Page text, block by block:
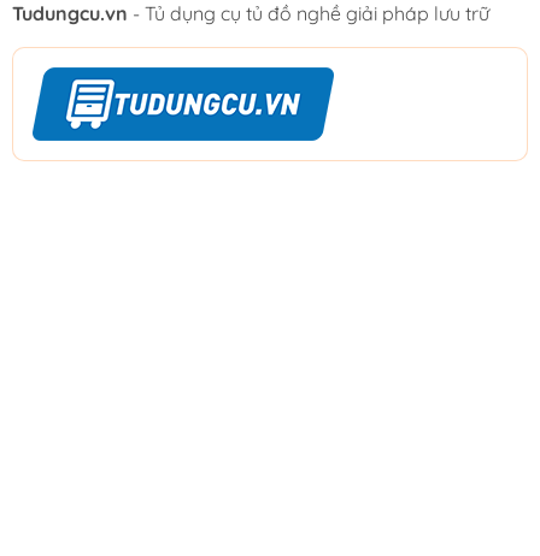
Tudungcu.vn - Tủ dụng cụ tủ đồ nghề giải pháp lưu trữ